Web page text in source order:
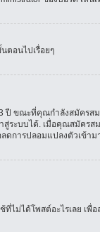
ตอนไปเรื่อยๆ
ปี ขณะที่คุณกำลังสมัค
ระบบได้. เมื่อคุณสมัค
ารปลอมแปลงตัวเข้า
ม่ได้โพสต์อะไรเลย เ